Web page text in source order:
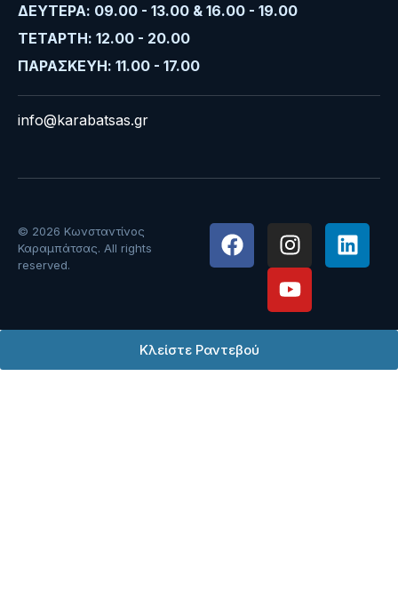
ΔΕΥΤΕΡΑ: 09.00 - 13.00 & 16.00 - 19.00
ΤΕΤΑΡΤΗ: 12.00 - 20.00
ΠΑΡΑΣΚΕΥΗ: 11.00 - 17.00
info@karabatsas.gr
© 2026 Κωνσταντίνος
Καραμπάτσας. All rights
reserved.
Κλείστε Ραντεβού